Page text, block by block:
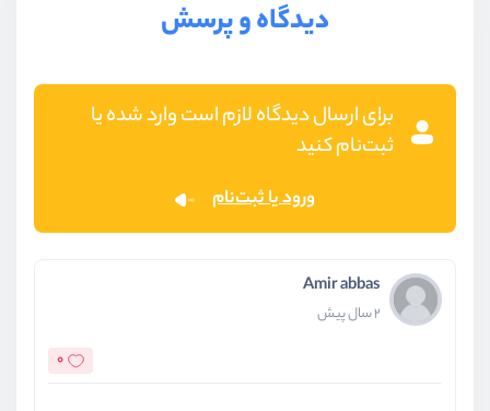
دیدگاه و پرسش
برای ارسال دیدگاه لازم است وارد شده یا
ثبت‌نام کنید
ورود یا ثبت‌نام
Amir abbas
2 سال پیش
0